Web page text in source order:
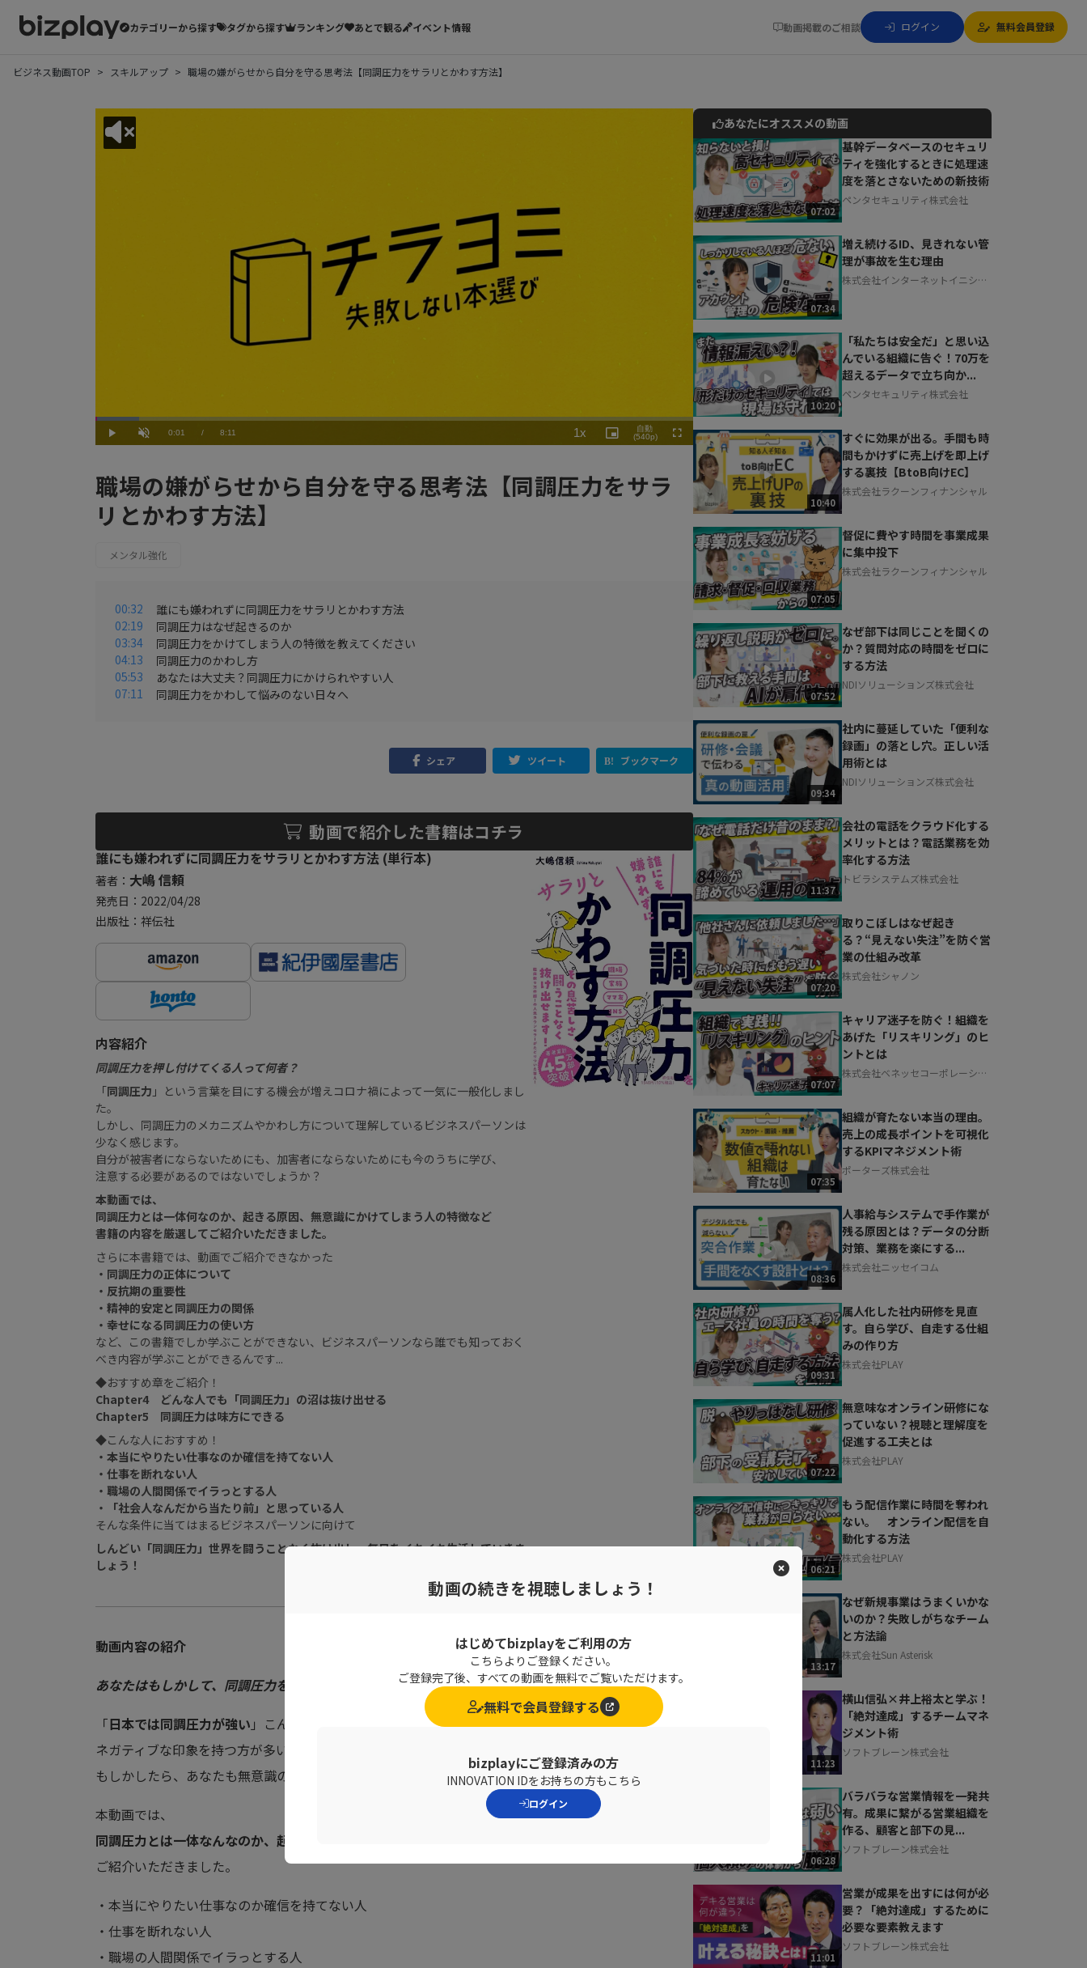
カテゴリーから探す タグから探す ランキング あとで観る イベント情報 動画掲載のご相談 ログイン 無料会員登録
ビジネス動画TOP スキルアップ 職場の嫌がらせから自分を守る思考法【同調圧力をサラリとかわす方法】
Play UnmuteCurrent
0:01 / Duration
8:11
Loaded:
7.34%
1x
Rate
Picture-
in-
自動
(540p)
Fullscreen
職場の嫌がらせから自分を守る思考法【同調圧力をサラ
リとかわす方法】
メンタル強化
00:32
誰にも嫌われずに同調圧力をサラリとかわす方法
02:19
同調圧力はなぜ起きるのか
03:34
同調圧力をかけてしまう人の特徴を教えてください
04:13
同調圧力のかわし方
05:53
あなたは大丈夫？同調圧力にかけられやすい人
07:11
同調圧力をかわして悩みのない日々へ
シェア ツイート ブックマーク
動画で紹介した書籍はコチラ
誰にも嫌われずに同調圧力をサラリとかわす方法 (単行本)
著者： 大嶋 信頼
発売日：2022/04/28
出版社：祥伝社
内容紹介
同調圧力を押し付けてくる人って何者？
「同調圧力 」という言葉を目にする機会が増えコロナ禍によって一気に一般化しまし
た。
しかし、同調圧力のメカニズムやかわし方について理解しているビジネスパーソンは
少なく感じます。
自分が被害者にならないためにも、加害者にならないためにも今のうちに学び、
注意する必要があるのではないでしょうか？
本動画では、
同調圧力とは一体何なのか、起きる原因、無意識にかけてしまう人の特徴など
書籍の内容を厳選してご紹介いただきました。
さらに本書籍では、動画でご紹介できなかった
・同調圧力の正体について
・反抗期の重要性
・精神的安定と同調圧力の関係
・幸せになる同調圧力の使い方
など、この書籍でしか学ぶことができない、ビジネスパーソンなら誰でも知っておく
べき内容が学ぶことができるんです...
◆おすすめ章をご紹介！
Chapter4 どんな人でも「同調圧力」の沼は抜け出せる
Chapter5 同調圧力は味方にできる
◆こんな人におすすめ！
・本当にやりたい仕事なのか確信を持てない人
・仕事を断れない人
・職場の人間関係でイラっとする人
・「社会人なんだから当たり前」と思っている人
そんな条件に当てはまるビジネスパーソンに向けて
しんどい「同調圧力」世界を闘うことなく抜け出し、毎日をイキイキ生活していきま
しょう！
動画内容の紹介
あなたはもしかして、同調圧力をかけられやすい人？
「日本では同調圧力が強い 」こんな言葉をよく耳にします。
ネガティブな印象を持つ方が多い、「
もしかしたら、あなたも無意識のうちに周りにかけてしまっているかもしれません....
本動画では、
同調圧力とは一体なんなのか、起きる原因、無意識にかけてしまう人の特徴
ご紹介いただきました。
・本当にやりたい仕事なのか確信を持てない人
・仕事を断れない人
・職場の人間関係でイラっとする人
動画でご紹介しているサービスについて
お気軽にご相談・ご質問いただけます！
30秒でお申し込み可能
相談を希望する 無料
あなたにオススメの動画
07:02
基幹データベースのセキュリ
ティを強化するときに処理速
度を落とさないための新技術
ペンタセキュリティ株式会社
07:34
増え続けるID、見きれない管
理が事故を生む理由
株式会社インターネットイニシア
10:20
「私たちは安全だ」と思い込
んでいる組織に告ぐ！70万を
超えるデータで立ち向か...
ペンタセキュリティ株式会社
10:40
すぐに効果が出る。手間も時
間もかけずに売上げを即上げ
する裏技【BtoB向けEC】
株式会社ラクーンフィナンシャル
07:05
督促に費やす時間を事業成果
に集中投下
株式会社ラクーンフィナンシャル
07:52
なぜ部下は同じことを聞くの
か？質問対応の時間をゼロに
する方法
NDIソリューションズ株式会社
09:34
社内に蔓延していた「便利な
録画」の落とし穴。正しい活
用術とは
NDIソリューションズ株式会社
11:37
会社の電話をクラウド化する
メリットとは？電話業務を効
率化する方法
トビラシステムズ株式会社
07:20
取りこぼしはなぜ起き
る？“見えない失注”を防ぐ営
業の仕組み改革
株式会社シャノン
07:07
キャリア迷子を防ぐ！組織を
あげた「リスキリング」のヒ
ントとは
株式会社ベネッセコーポレーショ
07:35
組織が育たない本当の理由。
売上の成長ポイントを可視化
するKPIマネジメント術
ポーターズ株式会社
08:36
人事給与システムで手作業が
残る原因とは？データの分断
対策、業務を楽にする...
株式会社ニッセイコム
09:31
属人化した社内研修を見直
す。自ら学び、自走する仕組
みの作り方
株式会社PLAY
07:22
無意味なオンライン研修にな
っていない？視聴と理解度を
促進する工夫とは
株式会社PLAY
06:21
もう配信作業に時間を奪われ
ない。 オンライン配信を自
動化する方法
株式会社PLAY
13:17
なぜ新規事業はうまくいかな
いのか？失敗しがちなチーム
と方法論
株式会社Sun Asterisk
11:23
横山信弘×井上裕太と学ぶ！
「絶対達成」するチームマネ
ジメント術
ソフトブレーン株式会社
06:28
バラバラな営業情報を一発共
有。成果に繋がる営業組織を
作る、顧客と部下の見...
ソフトブレーン株式会社
11:01
営業が成果を出すには何が必
要？「絶対達成」するために
必要な要素教えます
ソフトブレーン株式会社
動画の続きを視聴しましょう！
はじめてbizplayをご利用の方
こちらよりご登録ください。
ご登録完了後、すべての動画を無料でご覧いただけます。
無料で会員登録する
bizplayにご登録済みの方
INNOVATION IDをお持ちの方もこちら
ログイン